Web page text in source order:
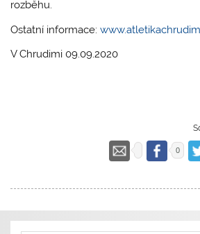
rozběhu.
Ostatní informace:
V Chrudimi 09.09.2020
0